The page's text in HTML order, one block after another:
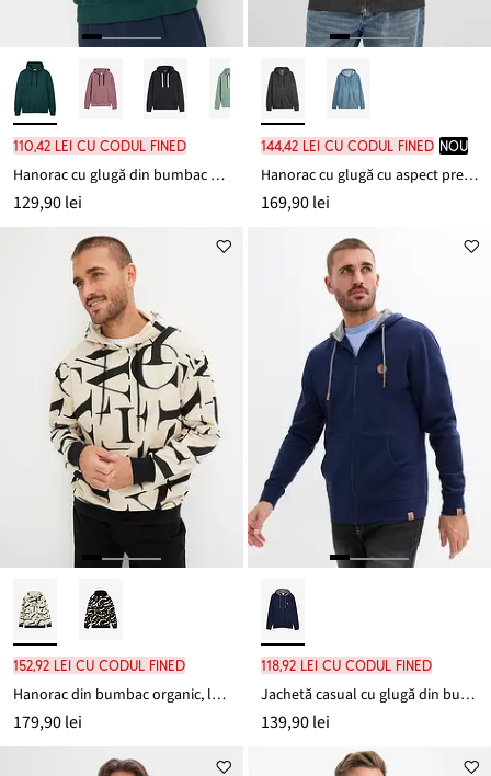
110,42 lei cu codul FINED
Hanorac cu glugă din bumbac 100%
129,90 lei
144,42 lei cu codul FINED nou
Hanorac cu glugă cu aspect prespălat din bumbac 100%
169,90 lei
152,92 lei cu codul FINED
Hanorac din bumbac organic, loose fit
179,90 lei
118,92 lei cu codul FINED
Jachetă casual cu glugă din bumbac organic 100%
139,90 lei